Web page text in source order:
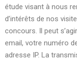
étude visant à nous
d’intérêts de nos
concours. Il peut
email, votre numéro
adresse IP. La